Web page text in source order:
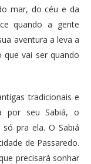
mar, do céu e da
quando a gente
aventura a leva a
que vai ser quando
tradicionais e
por seu Sabiá, o
pra ela. O Sabiá
de Passaredo.
precisará sonhar